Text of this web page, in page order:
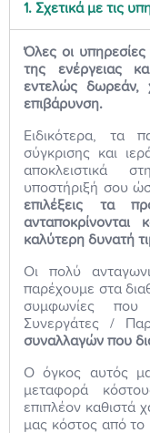
1. Σχετικά με τις
Όλες οι
της ενέργειας
εντελώς δωρεάν,
επιβάρυνση.
Ειδικότερα, τα
σύγκρισης και
αποκλειστικά
υποστήριξή σου
επιλέξεις τα
καλύτερη δυνατή
Οι πολύ
παρέχουμε στα
συμφωνίες που
Συνεργάτες /
συναλλαγών που
Ο όγκος αυτός
μεταφορά
επιπλέον καθιστά
μας κόστος από το